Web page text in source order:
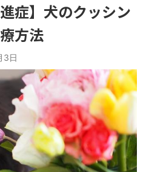
症】犬のクッシン
方法
3日